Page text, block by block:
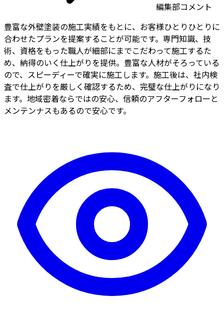
編集部コメント
豊富な外壁塗装の施工実績をもとに、お客様ひとりひとりに
合わせたプランを提案することが可能です。専門知識、技
術、資格をもった職人が細部にまでこだわって施工するた
め、納得のいく仕上がりを提供。豊富な人材がそろっている
ので、スピーディーで確実に施工します。施工後は、社内検
査で仕上がりを厳しく確認するため、完璧な仕上がりになり
ます。地域密着ならではの安心、信頼のアフターフォローと
メンテンナスもあるので安心です。